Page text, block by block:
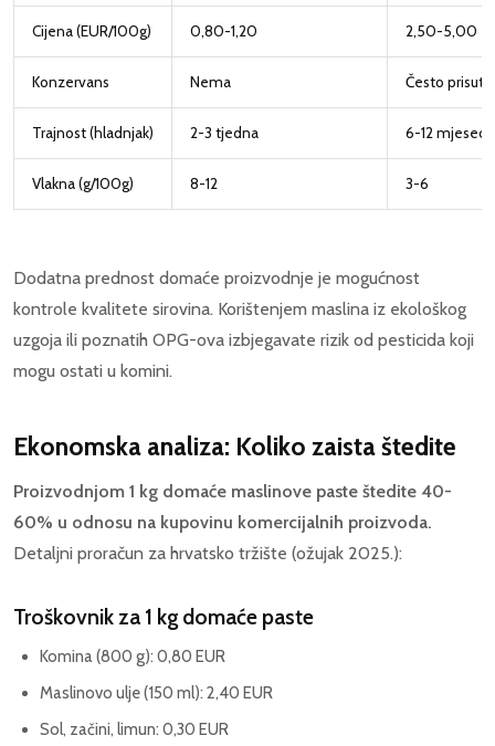
Cijena (EUR/100g) 0,80-1,20 2,50-5,00
Konzervans Nema Često prisutni
Trajnost (hladnjak) 2-3 tjedna 6-12 mjeseci
Vlakna (g/100g) 8-12 3-6
Dodatna prednost domaće proizvodnje je mogućnost
kontrole kvalitete sirovina. Korištenjem maslina iz ekološkog
uzgoja ili poznatih OPG-ova izbjegavate rizik od pesticida koji
mogu ostati u komini.
Ekonomska analiza: Koliko zaista štedite
Proizvodnjom 1 kg domaće maslinove paste štedite 40-
60% u odnosu na kupovinu komercijalnih proizvoda.
Detaljni proračun za hrvatsko tržište (ožujak 2025.):
Troškovnik za 1 kg domaće paste
Komina (800 g): 0,80 EUR
Maslinovo ulje (150 ml): 2,40 EUR
Sol, začini, limun: 0,30 EUR